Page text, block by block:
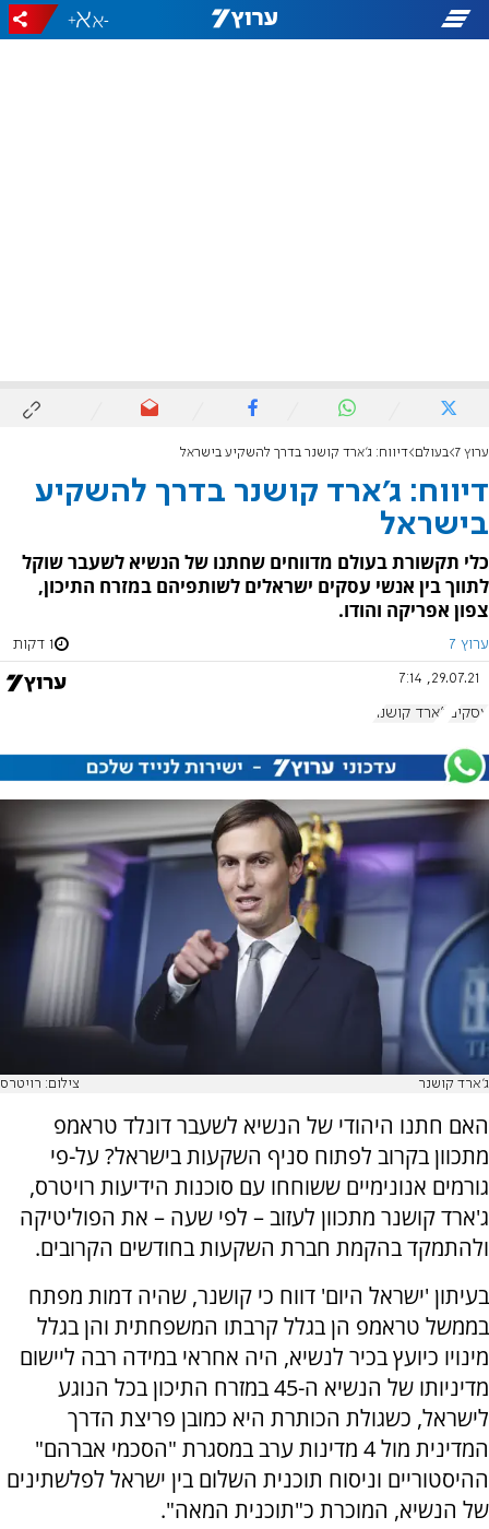
-
+
ערוץ 7 בעולם דיווח: ג'ארד קושנר בדרך להשקיע בישראל
דיווח: ג'ארד קושנר בדרך להשקיע
בישראל
כלי תקשורת בעולם מדווחים שחתנו של הנשיא לשעבר שוקל
לתווך בין אנשי עסקים ישראלים לשותפיהם במזרח התיכון,
צפון אפריקה והודו.
ערוץ 7 1 דקות
29.07.21, 7:14
עסקים ג'ארד קושנר
ג'ארד קושנר צילום: רויטרס
האם חתנו היהודי של הנשיא לשעבר דונלד טראמפ
מתכוון בקרוב לפתוח סניף השקעות בישראל? על-פי
גורמים אנונימיים ששוחחו עם סוכנות הידיעות רויטרס,
ג'ארד קושנר מתכוון לעזוב – לפי שעה – את הפוליטיקה
ולהתמקד בהקמת חברת השקעות בחודשים הקרובים.
בעיתון 'ישראל היום' דווח כי קושנר, שהיה דמות מפתח
בממשל טראמפ הן בגלל קרבתו המשפחתית והן בגלל
מינויו כיועץ בכיר לנשיא, היה אחראי במידה רבה ליישום
מדיניותו של הנשיא ה-45 במזרח התיכון בכל הנוגע
לישראל, כשגולת הכותרת היא כמובן פריצת הדרך
המדינית מול 4 מדינות ערב במסגרת "הסכמי אברהם"
ההיסטוריים וניסוח תוכנית השלום בין ישראל לפלשתינים
של הנשיא, המוכרת כ"תוכנית המאה".